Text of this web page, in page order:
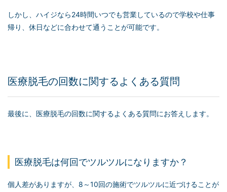
しかし、ハイジなら24時間いつでも営業しているので学校や仕事
帰り、休日などに合わせて通うことが可能です。
医療脱毛の回数に関するよくある質問
最後に、医療脱毛の回数に関するよくある質問にお答えします。
医療脱毛は何回でツルツルになりますか？
個人差がありますが、8～10回の施術でツルツルに近づけることが